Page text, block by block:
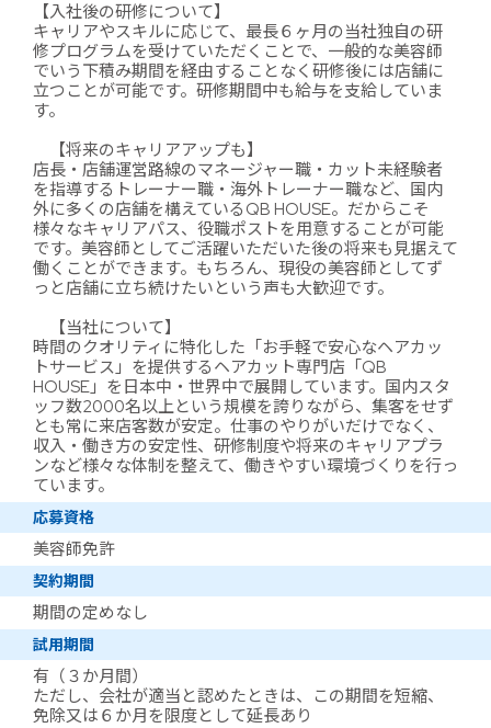
【入社後の研修について】
キャリアやスキルに応じて、最長６ヶ月の当社独自の研
修プログラムを受けていただくことで、一般的な美容師
でいう下積み期間を経由することなく研修後には店舗に
立つことが可能です。研修期間中も給与を支給していま
す。
【将来のキャリアアップも】
店長・店舗運営路線のマネージャー職・カット未経験者
を指導するトレーナー職・海外トレーナー職など、国内
外に多くの店舗を構えているQB HOUSE。だからこそ
様々なキャリアパス、役職ポストを用意することが可能
です。美容師としてご活躍いただいた後の将来も見据えて
働くことができます。もちろん、現役の美容師としてず
っと店舗に立ち続けたいという声も大歓迎です。
【当社について】
時間のクオリティに特化した「お手軽で安心なヘアカッ
トサービス」を提供するヘアカット専門店「QB
HOUSE」を日本中・世界中で展開しています。国内スタ
ッフ数2000名以上という規模を誇りながら、集客をせず
とも常に来店客数が安定。仕事のやりがいだけでなく、
収入・働き方の安定性、研修制度や将来のキャリアプラ
ンなど様々な体制を整えて、働きやすい環境づくりを行っ
ています。
応募資格
美容師免許
契約期間
期間の定めなし
試用期間
有（３か月間）
ただし、会社が適当と認めたときは、この期間を短縮、
免除又は６か月を限度として延長あり